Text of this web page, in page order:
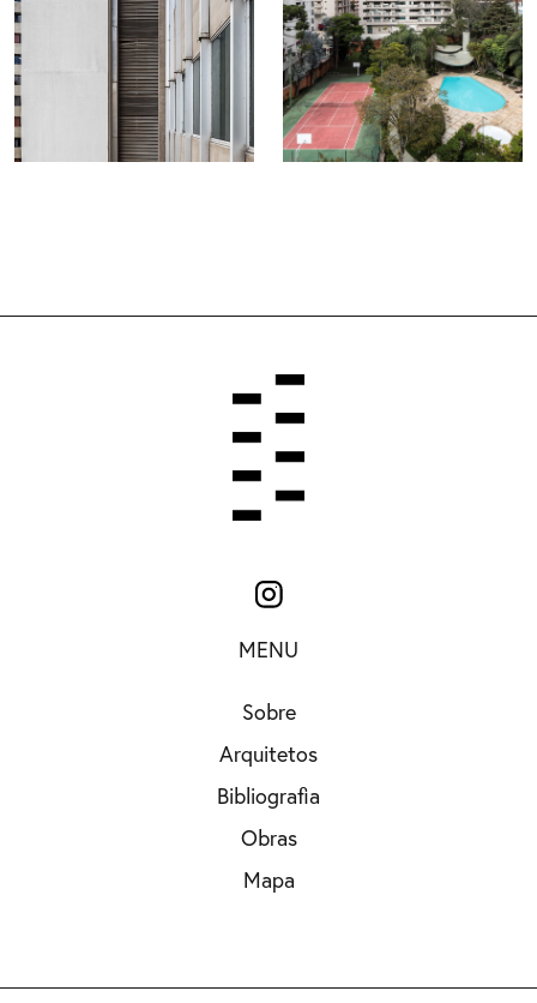
MENU
Sobre
Arquitetos
Bibliografia
Obras
Mapa